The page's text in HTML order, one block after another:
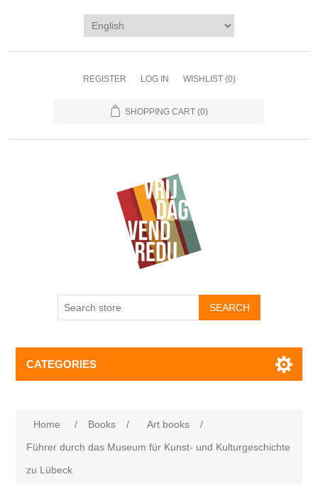
REGISTER LOG IN WISHLIST (0)
SHOPPING CART (0)
CATEGORIES
Home / Books / Art books
/
Führer durch das Museum für Kunst- und Kulturgeschichte
zu Lübeck